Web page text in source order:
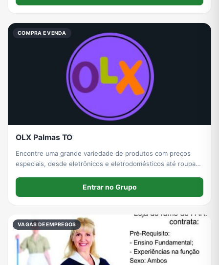
COMPRA E VENDA
OLX Palmas TO
Encontre uma grande variedade de produtos com preços
especiais, desde eletrônicos e eletrodomésticos até roupas,
modo, calçados e muito mais.Entrar no Grupo
VAGAS DE EMPREGOS